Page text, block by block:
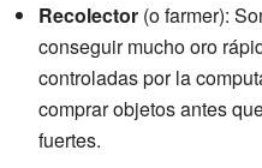
Recolector (o farmer):
conseguir mucho oro
controladas por la
comprar objetos antes
fuertes.